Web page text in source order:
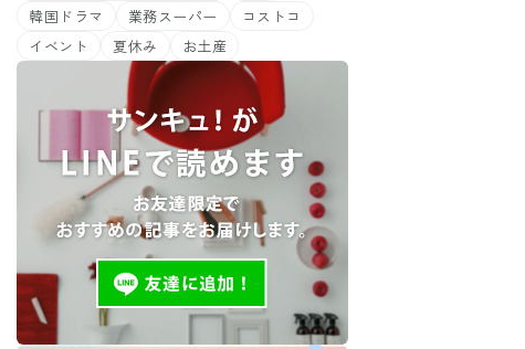
韓国ドラマ
業務スーパー
コストコ
イベント
夏休み お土産